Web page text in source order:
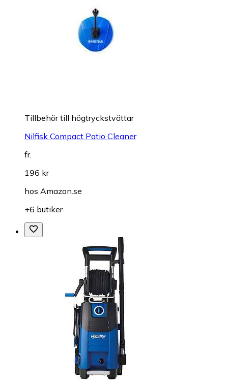
Tillbehör till högtryckstvättar
Nilfisk Compact Patio Cleaner
fr.
196 kr
hos Amazon.se
+6 butiker